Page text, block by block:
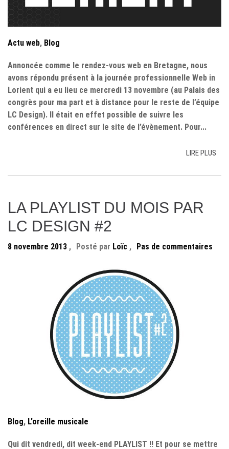
Actu web, Blog
Annoncée comme le rendez-vous web en Bretagne, nous
avons répondu présent à la journée professionnelle Web in
Lorient qui a eu lieu ce mercredi 13 novembre (au Palais des
congrès pour ma part et à distance pour le reste de l’équipe
LC Design). Il était en effet possible de suivre les
conférences en direct sur le site de l’évènement. Pour...
LIRE PLUS
LA PLAYLIST DU MOIS PAR
LC DESIGN #2
8 novembre 2013 , Posté par Loïc , Pas de commentaires
Blog, L'oreille musicale
Qui dit vendredi, dit week-end PLAYLIST !! Et pour se mettre